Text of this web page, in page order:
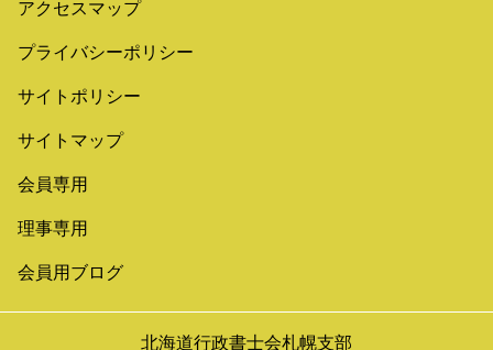
アクセスマップ
プライバシーポリシー
サイトポリシー
サイトマップ
会員専用
理事専用
会員用ブログ
北海道行政書士会札幌支部